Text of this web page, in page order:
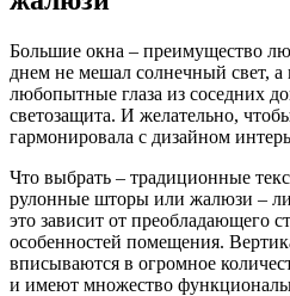
Большие окна – преимущество
днем не мешал солнечный свет,
любопытные глаза из соседних
светозащита. И желательно,
гармонировала с дизайном
Что выбрать – традиционные
рулонные шторы или жалюзи –
это зависит от преобладающего
особенностей помещения.
вписываются в огромное
и имеют множество